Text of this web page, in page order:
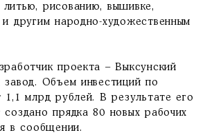
рисованию, вышивке,
и другим народно-художественным
проекта – Выксунский
завод. Объем инвестиций по
1,1 млрд рублей. В результате его
создано прядка 80 новых рабочих
в сообщении.